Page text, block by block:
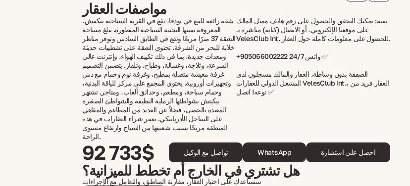
مواصفات العقار
شقة رائعة للبيع في بودفا، تقع في القرية السياحية بيكيتش،
المعروفة ببنيتها التحتية السياحية المتطورة. تبلغ مساحة
الشقة 37 مترًا مربعًا وتقع في الطابق السادس وتوفر مناظر
خلابة للبحر من الشرفة. تحتوي الشقة على تشطيبات حديثة
ومعدات جديدة، بما في ذلك تكييف الهواء، وإنترنت عالي
السرعة، وثلاجة، وغسالة، وطباخ، وتلفاز. يتضمن التصميم
غرفة معيشة متصلة بمطبخ، وغرفة نوم وحمام مع دش
وتجهيزات أوروبية. يحتوي المجمع على مركز للياقة البدنية،
وحمام سباحة، ومطعم، وحدائق ألعاب، ومتاجر. تشتهر
بيكيتش بشواطئها الرملية النظيفة والشواطئ الصغيرة
المعبدة بالحصى، فضلاً عن العديد من المطاعم والمقاهي
على الساحل الأدرياتيكي. يعتبر شراء العقارات في هذه
المنطقة مربحًا بسبب شعبيتها بين السياح وارتفاع مستوى
الراحة.
تنبيه: يمكنك التحقق والحصول على رقم هاتف ممثل المالك
على موقعنا الإلكتروني، أو الاتصال (كتابة) مباشرة بـ
VelesClub Int. للحصول على معلومات كاملة حول العقار.
+905066002222 واتس 24/7 ✅
الصفقة بدون وساطة، العقار والمالك مسجلون لدى
المشغل الدولي للعقارات VelesClub Int.، العقار فريد من
نوعه! اتصل ✅
92 733$ تواصل مع الوكيل WhatsApp احصل على استشارة
هل تشتري في الخارج أم تخطط للميزانية؟
سنساعدك على اختيار العقار، مقارنة المناطق، والتعامل مع الإجراءات